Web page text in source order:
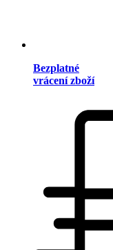
Bezplatné
vrácení zboží